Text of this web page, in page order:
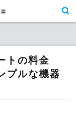
トの料金
プルな機器